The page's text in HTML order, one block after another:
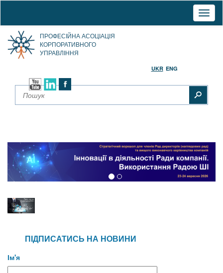
ПРОФЕСІЙНА АСОЦІАЦІЯ
КОРПОРАТИВНОГО
УПРАВЛІННЯ
UKR ENG
ПІДПИСАТИСЬ НА НОВИНИ
Ім'я